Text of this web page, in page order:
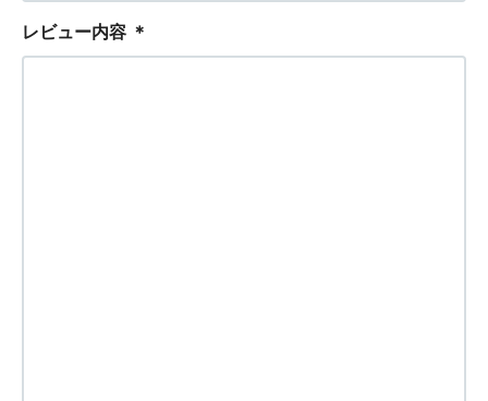
レビュー内容 ＊